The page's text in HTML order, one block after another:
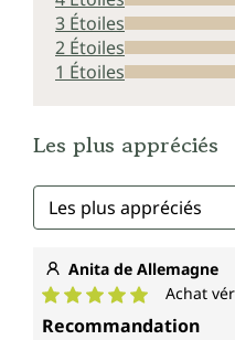
3 Étoiles
2 Étoiles
1 Étoiles
Les plus appréciés
Anita de Allemagne
Note moyenne de 5 sur
Achat
Recommandation